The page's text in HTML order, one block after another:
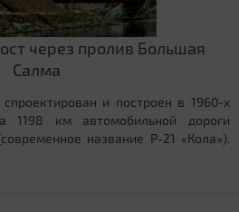
через пролив Большая
Салма
и построен в 1960-х
1198 км автомобильной дороги
название Р-21 «Кола»).